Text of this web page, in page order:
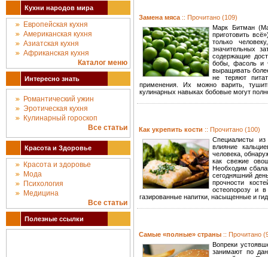
Кухни народов мира
Европейская кухня
Американская кухня
Азиатская кухня
Африканская кухня
Каталог меню
Интересно знать
Романтический ужин
Эротическая кухня
Кулинарный гороскоп
Все статьи
Красота и Здоровье
Красота и здоровье
Мода
Психология
Медицина
Все статьи
Полезные ссылки
Замена мяса :: Прочитано (109)
Марк Битман
приготовить
только
значительных
содержащие
бобы, фасоль и
выращивать
не теряют
применения. Их можно варить,
кулинарных навыках бобовые могут
Как укрепить кости :: Прочитано (100)
Специалисты
влияние
человека,
как свежие
Необходим
сегодняшний
прочности
остеопорозу и
газированные напитки, насыщенные и
Самые «полные» страны :: Прочитано
Вопреки
занимают по